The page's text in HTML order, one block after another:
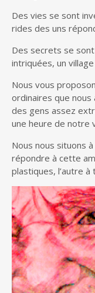
Des vies se sont
rides des uns
Des secrets se
intriquées, un
Nous vous
ordinaires que nous
des gens assez
une heure de notre
Nous nous situons
répondre à cette
plastiques, l’autre à